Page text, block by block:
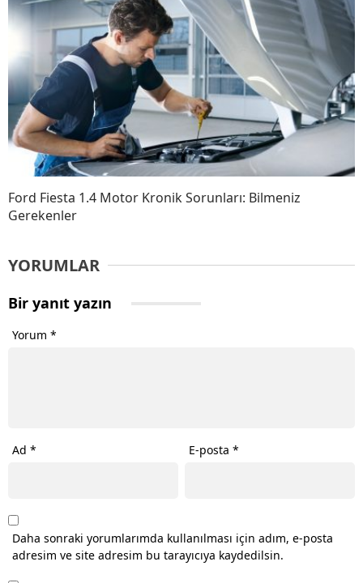
Ford Fiesta 1.4 Motor Kronik Sorunları: Bilmeniz
Gerekenler
YORUMLAR
Bir yanıt yazın
Yorum *
Ad * E-posta*
Daha sonraki yorumlarımda kullanılması için adım, e-posta
adresim ve site adresim bu tarayıcıya kaydedilsin.